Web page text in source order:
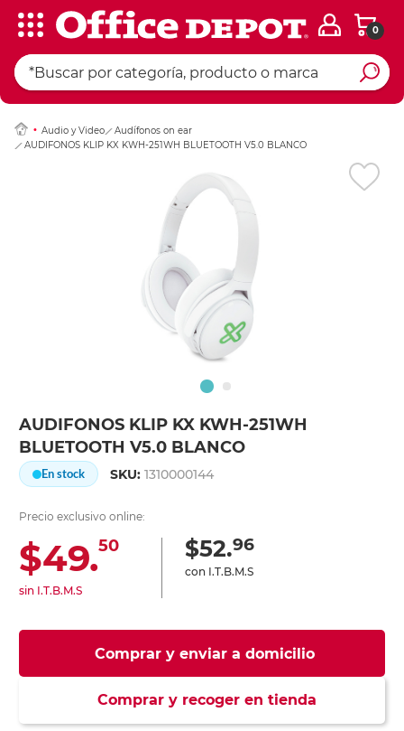
0
Audio y Video
Audífonos on ear
AUDIFONOS KLIP KX KWH-251WH BLUETOOTH V5.0 BLANCO
AUDIFONOS KLIP KX KWH-251WH
BLUETOOTH V5.0 BLANCO
En stock SKU:1310000144
Precio exclusivo online:
$49.50
sin I.T.B.M.S
$52.96
con I.T.B.M.S
Comprar y enviar a domicilio
Comprar y recoger en tienda
Ingresar Codigo